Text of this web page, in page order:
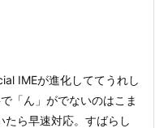
IMEが進化しててうれし
「ん」がでないのはこま
たら早速対応。すばらし